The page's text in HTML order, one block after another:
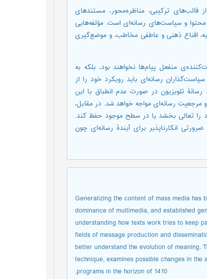
ترکیبی، مناظره‌محور، مستندهای
و سیاست‌های رسانه‌ای است. مؤلفه‌هایی
اقناع ذهنی و عاطفی مخاطب، و موضع‌گیری
منفعل پیام‌ها نخواهند بود، بلکه به
رسانه‌ای باید رویکرد خود را از
تلویزیون در صورت عدم انطباق با این
مرجعیت رسانه‌ای‌ مواجه خواهد شد. در مقابل،
را تعالی بخشد یا در سطح موجود حفظ کند.
انکارناپذیر برای آیندۀ رسانه‌ای چون
Generalizing the content of mass media
dominance of multimedia, and established
understanding how texts work tries to keep
fields of message production and
better understand the evolution of meaning.
technique, examines possible changes in
programs in the horizon of 1410.